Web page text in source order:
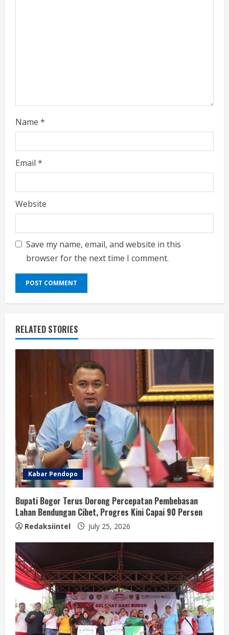
Name *
Email *
Website
Save my name, email, and website in this
browser for the next time I comment.
RELATED STORIES
Kabar Pendopo
Bupati Bogor Terus Dorong Percepatan Pembebasan
Lahan Bendungan Cibet, Progres Kini Capai 90 Persen
Redaksiintel July 25, 2026